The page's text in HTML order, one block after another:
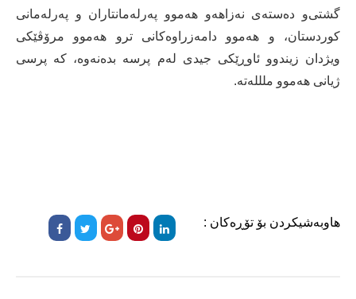
گشتی‌‌و دەستەی‌ نەزاهەو هەموو پەرلەمانتاران و پەرلەمانی
کوردستان، و هەموو دامەزراوەکانی‌ ترو هەموو مرۆڤێکی
ویژدان زیندوو ئاوڕێکی‌ جیدی‌ لەم پرسە بدەنەوە، کە پرسی‌
ژیانی‌ هەموو ملللەتە.
هاوبەشیکردن بۆ تۆڕەکان :